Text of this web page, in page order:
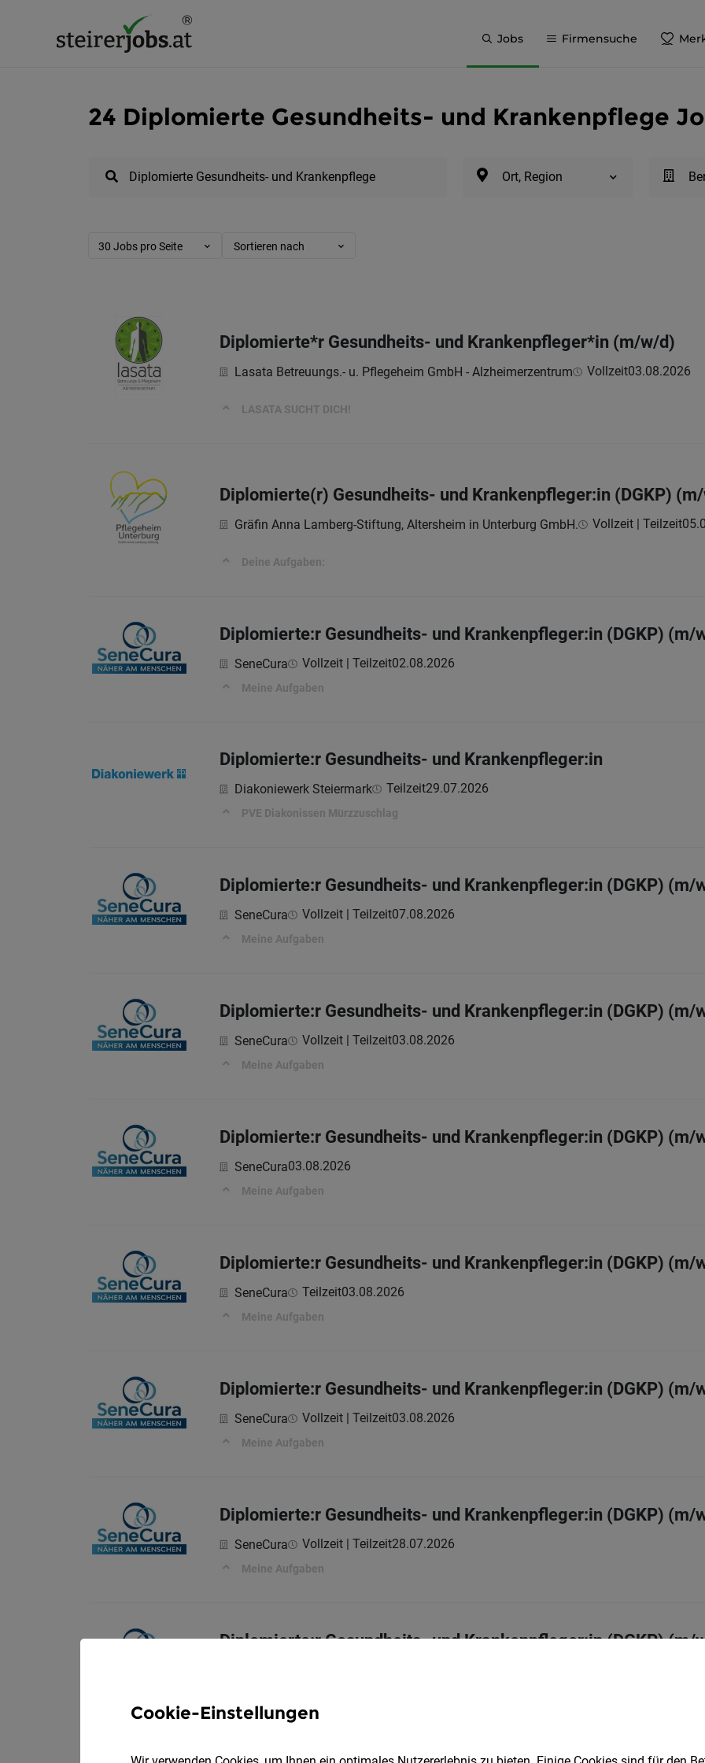
Jobs Firmensuche
24 Diplomierte Gesundheits- und Krankenpflege
Ort, Region
30 Jobs pro Seite Sortieren nach
Diplomierte*r Gesundheits- und Krankenpfleger*in (m/w/d)
Lasata Betreuungs.- u. Pflegeheim GmbH - Alzheimerzentrum Vollzeit03.08.2026
LASATA SUCHT DICH!
Diplomierte(r) Gesundheits- und Krankenpfleger:in (DGKP)
Gräfin Anna Lamberg-Stiftung, Altersheim in Unterburg GmbH. Vollzeit | Teilzeit
Deine Aufgaben:
Diplomierte:r Gesundheits- und Krankenpfleger:in (DGKP) (m/
SeneCura Vollzeit | Teilzeit02.08.2026
Meine Aufgaben
Diplomierte:r Gesundheits- und Krankenpfleger:in
Diakoniewerk Steiermark Teilzeit29.07.2026
PVE Diakonissen Mürzzuschlag
Diplomierte:r Gesundheits- und Krankenpfleger:in (DGKP) (m/
SeneCura Vollzeit | Teilzeit07.08.2026
Meine Aufgaben
Diplomierte:r Gesundheits- und Krankenpfleger:in (DGKP) (m/
SeneCura Vollzeit | Teilzeit03.08.2026
Meine Aufgaben
Diplomierte:r Gesundheits- und Krankenpfleger:in (DGKP) (m/
SeneCura03.08.2026
Meine Aufgaben
Diplomierte:r Gesundheits- und Krankenpfleger:in (DGKP) (m/
SeneCura Teilzeit03.08.2026
Meine Aufgaben
Diplomierte:r Gesundheits- und Krankenpfleger:in (DGKP) (m/
SeneCura Vollzeit | Teilzeit03.08.2026
Meine Aufgaben
Diplomierte:r Gesundheits- und Krankenpfleger:in (DGKP) (m/
SeneCura Vollzeit | Teilzeit28.07.2026
Meine Aufgaben
Diplomierte:r Gesundheits- und Krankenpfleger:in (DGKP) (m/
Cookie-Einstellungen